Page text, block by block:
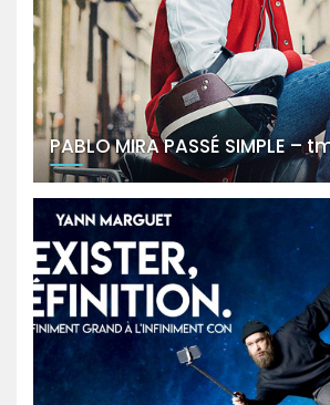
PABLO MIRA PASSÉ SIMPLE –